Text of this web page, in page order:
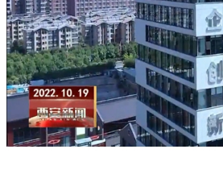
创
企
业
为
推
国
家